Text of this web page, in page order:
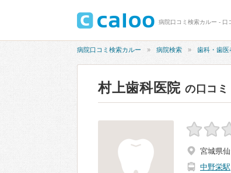
病院口コミ検索カルー - 口
病院口コミ検索カルー 病院検索 歯科・歯医
村上歯科医院 の口コミ
宮城県
中野栄駅